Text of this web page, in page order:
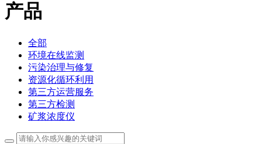
产品
全部
环境在线监测
污染治理与修复
资源化循环利用
第三方运营服务
第三方检测
矿浆浓度仪